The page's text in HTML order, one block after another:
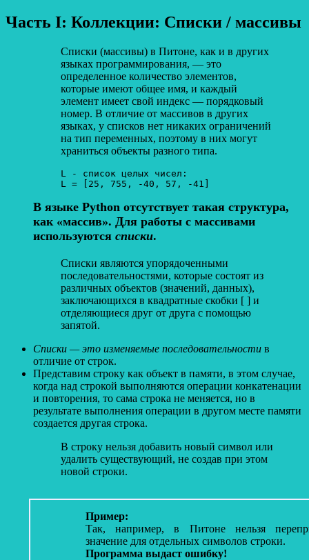
Часть I: Коллекции: Списки / массивы
Списки (массивы) в Питоне, как и в других
языках программирования, — это
определенное количество элементов,
которые имеют общее имя, и каждый
элемент имеет свой индекс — порядковый
номер. В отличие от массивов в других
языках, у списков нет никаких ограничений
на тип переменных, поэтому в них могут
храниться объекты разного типа.
L - список целых чисел:
В языке Python отсутствует такая структура,
как «массив». Для работы с массивами
используются списки.
Списки являются упорядоченными
последовательностями, которые состоят из
различных объектов (значений, данных),
заключающихся в квадратные скобки [ ] и
отделяющиеся друг от друга с помощью
запятой.
Cписки — это изменяемые последовательности в
отличие от строк.
Представим строку как объект в памяти, в этом случае,
когда над строкой выполняются операции конкатенации
и повторения, то сама строка не меняется, но в
результате выполнения операции в другом месте памяти
создается другая строка.
В строку нельзя добавить новый символ или
удалить существующий, не создав при этом
новой строки.
Пример:
Так, например, в Питоне нельзя
значение для отдельных символов строки.
Программа выдаст ошибку!